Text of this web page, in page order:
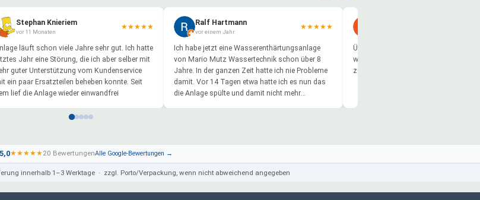
Stephan Knieriem
vor 11 Monaten
★★★★★
läuft schon viele Jahre sehr gut. Ich hatte
Jahr eine Störung, die ich aber selber mit
guter Unterstützung vom Kundenservice
ein paar Ersatzteilen beheben konnte. Seit
lief die Anlage wieder einwandfrei
Ralf Hartmann
vor einem Jahr
★★★★★
Ich habe jetzt eine Wasserenthärtungsanlage
von Mario Mutz Wassertechnik schon über 8
Jahre. In der ganzen Zeit hatte ich nie Probleme
damit. Vor 14 Tagen etwa hatte ich es nun das
die Anlage spülte und damit nicht mehr
immer wieder so eine kaufen.
Über die Fa. Mario Mutz
wir uns nur lobend äußern. Sie ist
zuverlässig und sehr
5,0★★★★★20 BewertungenAlle Google-Bewertungen →
innerhalb 1–3 Werktage · zzgl. Porto/Verpackung, wenn nicht abweichend angegeben